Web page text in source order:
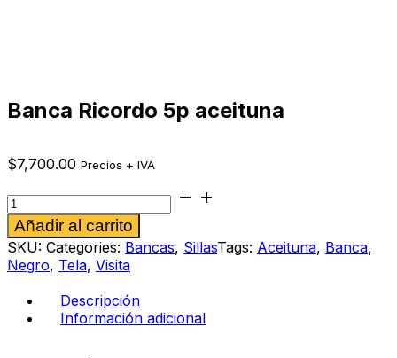
Banca Ricordo 5p aceituna
$7,700.00 Precios + IVA
Banca
Ricordo
5p
aceituna
cantidad
Añadir al carrito
SKU: Categories: Bancas, SillasTags: Aceituna, Banca,
Negro, Tela, Visita
Descripción
Información adicional